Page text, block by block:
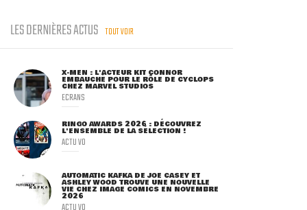
LES DERNIÈRES ACTUS TOUT VOIR
X-MEN : L'ACTEUR KIT CONNOR
EMBAUCHÉ POUR LE RÔLE DE CYCLOPS
CHEZ MARVEL STUDIOS
ECRANS
RINGO AWARDS 2026 : DÉCOUVREZ
L'ENSEMBLE DE LA SÉLECTION !
ACTU VO
AUTOMATIC KAFKA DE JOE CASEY ET
ASHLEY WOOD TROUVE UNE NOUVELLE
VIE CHEZ IMAGE COMICS EN NOVEMBRE
2026
ACTU VO